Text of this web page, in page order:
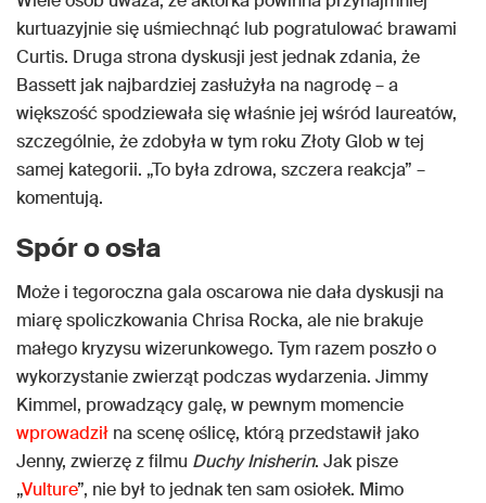
kurtuazyjnie się uśmiechnąć lub pogratulować brawami
Curtis. Druga strona dyskusji jest jednak zdania, że
Bassett jak najbardziej zasłużyła na nagrodę – a
większość spodziewała się właśnie jej wśród laureatów,
szczególnie, że zdobyła w tym roku Złoty Glob w tej
samej kategorii. „To była zdrowa, szczera reakcja” –
komentują.
Spór o osła
Może i tegoroczna gala oscarowa nie dała dyskusji na
miarę spoliczkowania Chrisa Rocka, ale nie brakuje
małego kryzysu wizerunkowego. Tym razem poszło o
wykorzystanie zwierząt podczas wydarzenia. Jimmy
Kimmel, prowadzący galę, w pewnym momencie
wprowadził na scenę oślicę, którą przedstawił jako
Jenny, zwierzę z filmu Duchy Inisherin. Jak pisze
„Vulture”, nie był to jednak ten sam osiołek. Mimo